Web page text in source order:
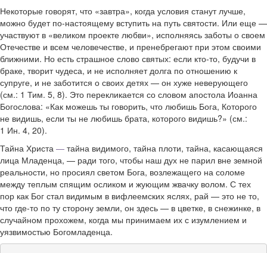
Некоторые говорят, что «завтра», когда условия станут лучше,
можно будет по-настоящему вступить на путь святости. Или еще —
участвуют в «великом проекте любви», исполняясь заботы о своем
Отечестве и всем человечестве, и пренебрегают при этом своими
ближними. Но есть страшное слово святых: если кто-то, будучи в
браке, творит чудеса, и не исполняет долга по отношению к
супруге, и не заботится о своих детях — он хуже неверующего
(см.: 1 Тим. 5, 8). Это перекликается со словом апостола Иоанна
Богослова: «Как можешь ты говорить, что любишь Бога, Которого
не видишь, если ты не любишь брата, которого видишь?» (см.:
1 Ин. 4, 20).
Тайна Христа — тайна видимого, тайна плоти, тайна, касающаяся
лица Младенца, — ради того, чтобы наш дух не парил вне земной
реальности, но просиял светом Бога, возлежащего на соломе
между теплым спящим осликом и жующим жвачку волом. С тех
пор как Бог стал видимым в вифлеемских яслях, рай — это не то,
что где-то по ту сторону земли, он здесь — в цветке, в снежинке, в
случайном прохожем, когда мы принимаем их с изумлением и
уязвимостью Богомладенца.